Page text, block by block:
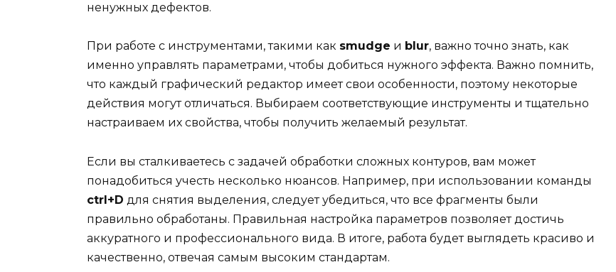
ненужных дефектов.
При работе с инструментами, такими как smudge и blur, важно точно знать, как
именно управлять параметрами, чтобы добиться нужного эффекта. Важно помнить,
что каждый графический редактор имеет свои особенности, поэтому некоторые
действия могут отличаться. Выбираем соответствующие инструменты и тщательно
настраиваем их свойства, чтобы получить желаемый результат.
Если вы сталкиваетесь с задачей обработки сложных контуров, вам может
понадобиться учесть несколько нюансов. Например, при использовании команды
ctrl+D для снятия выделения, следует убедиться, что все фрагменты были
правильно обработаны. Правильная настройка параметров позволяет достичь
аккуратного и профессионального вида. В итоге, работа будет выглядеть красиво и
качественно, отвечая самым высоким стандартам.